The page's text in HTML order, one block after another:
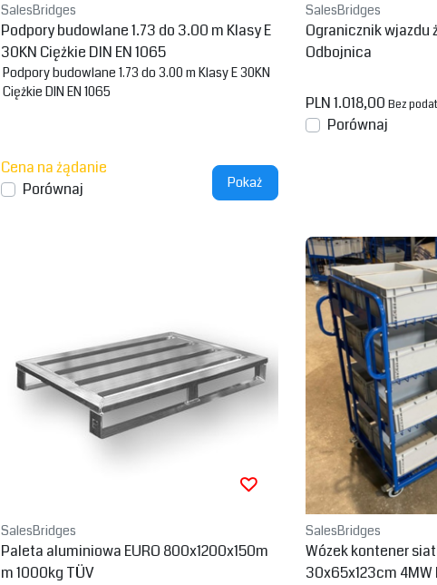
SalesBridges
Podpory budowlane 1.73 do 3.00 m Klasy E
30KN Ciężkie DIN EN 1065
Podpory budowlane 1.73 do 3.00 m Klasy E 30KN
Ciężkie DIN EN 1065
Cena na żądanie
Porównaj
Pokaż
SalesBridges
Ogranicznik wjazdu
Odbojnica
PLN 1.018,00 Bez
Porównaj
SalesBridges
Paleta aluminiowa EURO 800x1200x150m
m 1000kg TÜV
SalesBridges
Wózek kontener
30x65x123cm